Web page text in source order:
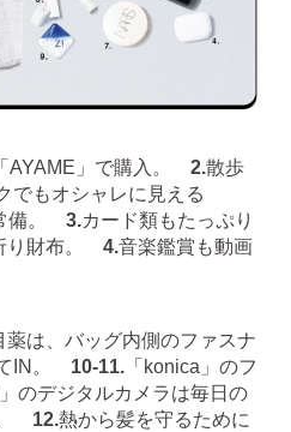
AYAME」で購入。 2.散歩
でもオシャレに見える
備。 3.カード類もたっぷり
り財布。 4.音楽鑑賞も動画
は、バッグ内側のファスナ
IN。 10-11. 「konica」のフ
のデジタルカメラは毎日の
12.熱から髪を守るために